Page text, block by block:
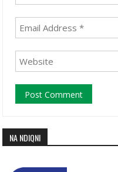
NA NDIQNI